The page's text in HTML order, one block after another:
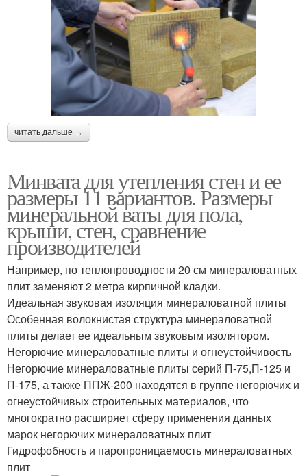
читать дальше →
Минвата для утепления стен и ее
размеры 11 вариантов. Размеры
минеральной ваты для пола,
крыши, стен, сравнение
производителей
Например, по теплопроводности 20 см минераловатных
плит заменяют 2 метра кирпичной кладки.
Идеальная звуковая изоляция минераловатной плиты
Особенная волокнистая структура минераловатной
плиты делает ее идеальным звуковым изолятором.
Негорючие минераловатные плиты и огнеустойчивость
Негорючие минераловатные плиты серий П-75,П-125 и
П-175, а также ППЖ-200 находятся в группе негорючих и
огнеустойчивых строительных материалов, что
многократно расширяет сферу применения данных
марок негорючих минераловатных плит
Гидрофобность и паропроницаемость минераловатных
плит